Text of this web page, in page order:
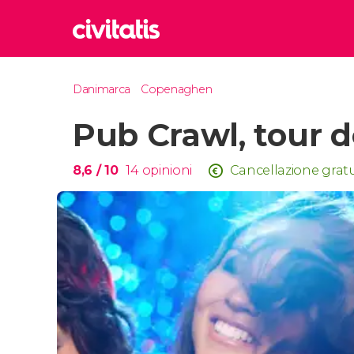
Regno
Turchia
Danimarca Copenaghen
Pub Crawl, tour
8,6 / 10 14 opinioni Cancellazione